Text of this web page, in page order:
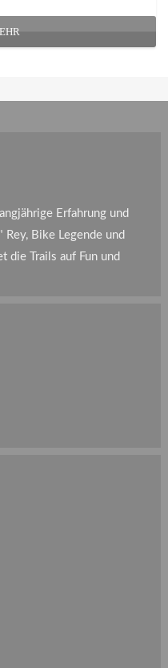
Erfahrung und
Bike Legende und
die Trails auf Fun und